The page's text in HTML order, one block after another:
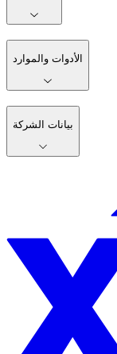
الأدوات والموارد
بيانات الشركة